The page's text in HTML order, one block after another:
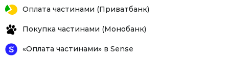
Оплата частинами (Приватбанк)
Покупка частинами (Монобанк)
«Оплата частинами» в Sense